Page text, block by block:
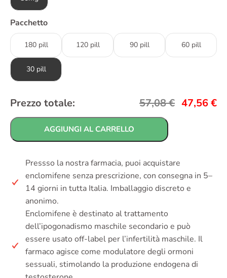
Pacchetto
180 pill 120 pill 90 pill 60 pill
30 pill
Prezzo totale: 57,08€ 47,56€
AGGIUNGI AL CARRELLO
Pressso la nostra farmacia, puoi acquistare
enclomifene senza prescrizione, con consegna in 5–
14 giorni in tutta Italia. Imballaggio discreto e
anonimo.
Enclomifene è destinato al trattamento
dell’ipogonadismo maschile secondario e può
essere usato off-label per l’infertilità maschile. Il
farmaco agisce come modulatore degli ormoni
sessuali, stimolando la produzione endogena di